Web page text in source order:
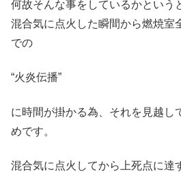
何故そんな事をしているかという
混合気に点火した瞬間から燃焼室
での
“火炎伝播”
に時間が掛かる為、それを見越し
めです。
混合気に点火してから上死点に達